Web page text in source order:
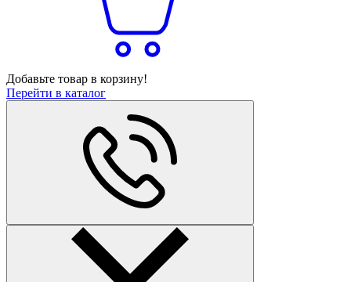
Добавьте товар в корзину!
Перейти в каталог